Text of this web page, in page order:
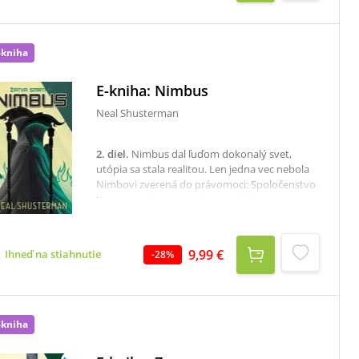
počtu obyvatel sloužily smrtky.„Na Marsu
kniha
E-kniha: Nimbus
Neal Shusterman
2. diel. Nimbus dal ľuďom dokonalý svet,
utópia sa stala realitou. Len jedna vec nebola
Nimbovi zverená do právomoci: Spoločenstvo
koscov a ich monopol na smrť. Z Rowana sa
Doslova. Stal sa z neho temný národný hrdina,
samozvaný kat, ktorý likviduje
skorumpovaných koscov. Citra ako mladší
Ihneď na stiahnutie -28% 9,99 €
kniha